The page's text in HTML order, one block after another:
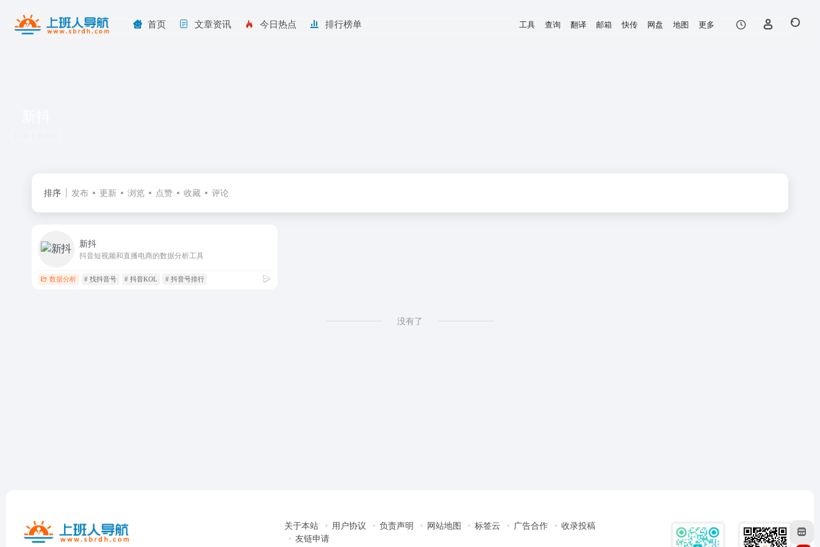
首页 文章资讯 今日热点 排行榜单 工具 查询 翻译 邮箱 快传 网盘 地图 更多
排序 发布 更新 浏览 点赞 收藏 评论
新抖
抖音短视频和直播电商的数据分析工具
数据分析 # 找抖音号 # 抖音KOL # 抖音号排行
没有了
关于本站 用户协议 负责声明 网站地图 标签云 广告合作
收录投稿
友链申请